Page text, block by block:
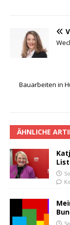
Bauarbeiten in
ÄHNLICHE